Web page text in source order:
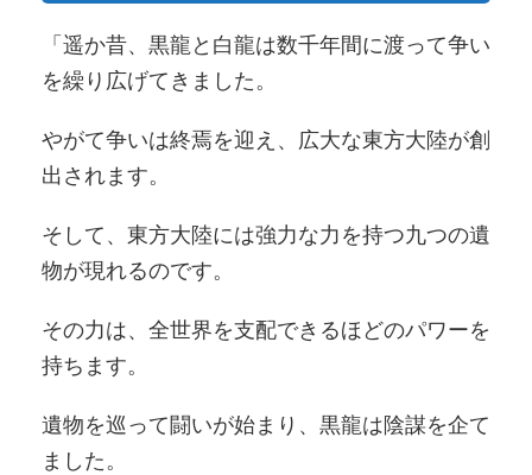
「遥か昔、黒龍と白龍は数千年間に渡って争い
を繰り広げてきました。
やがて争いは終焉を迎え、広大な東方大陸が創
出されます。
そして、東方大陸には強力な力を持つ九つの遺
物が現れるのです。
その力は、全世界を支配できるほどのパワーを
持ちます。
遺物を巡って闘いが始まり、黒龍は陰謀を企て
ました。